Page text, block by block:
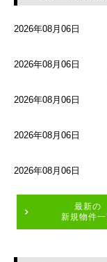
2026年08月06日
2026年08月06日
2026年08月06日
2026年08月06日
2026年08月06日
最新の
新規物件